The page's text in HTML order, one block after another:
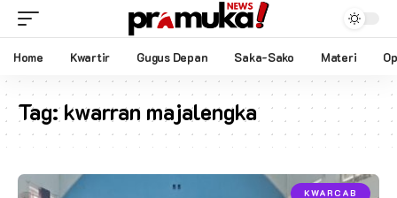
Home Kwartir Gugus Depan Saka-Sako Materi
Tag:kwarran majalengka
KWARCAB